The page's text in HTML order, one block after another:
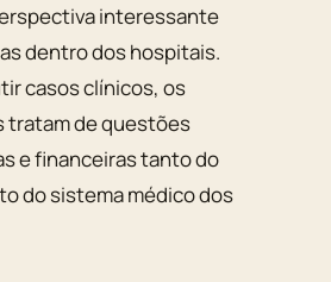
interessante
dentro dos hospitais.
casos clínicos, os
tratam de questões
e financeiras tanto do
do sistema médico dos